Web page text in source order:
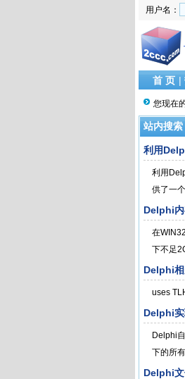
用户名：
首 页 |
您现在
站内搜索
利用
利用
供了一
Delphi
在
下不足
Delphi
uses
Delphi
Delphi
下的所
Delphi